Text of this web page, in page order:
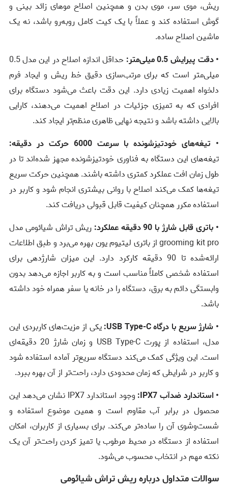
ریش، موی سر، موی بدن و همچنین اصلاح موهای زائد بینی و
گوش استفاده کند و عملاً با یک کیت کامل روبه‌رو باشد، نه یک
ماشین اصلاح ساده.
• دقت پیرایش 0.5 میلی‌متر:
حداقل اندازه اصلاح در این مدل 0.5
میلی‌متر است که برای مرتب‌سازی دقیق خط ریش و ایجاد فرم
دلخواه اهمیت زیادی دارد. این دقت باعث می‌شود دستگاه برای
افرادی که به تمیزی جزئیات در اصلاح اهمیت می‌دهند، کارایی
بالایی داشته باشد و نتیجه نهایی ظاهری منظم‌تر ایجاد کند.
• تیغه‌های خودتیزشونده با سرعت 6000 حرکت در دقیقه:
تیغه‌های این دستگاه به فناوری خودتیزشونده مجهز شده‌اند تا در
طول زمان افت عملکرد کمتری داشته باشند. همچنین حرکت سریع
تیغه‌ها کمک می‌کند اصلاح با روانی بیشتری انجام شود و کاربر در
استفاده مکرر همچنان کیفیت قابل قبولی دریافت کند.
• باتری قابل شارژ با 90 دقیقه عملکرد:
ریش تراش شیائومی مدل
grooming kit pro از باتری لیتیوم یون بهره می‌برد و طبق اطلاعات
ارائه‌شده تا 90 دقیقه کارکرد دارد. این میزان شارژدهی برای
استفاده شخصی کاملاً مناسب است و به کاربر اجازه می‌دهد بدون
وابستگی دائم به برق، دستگاه را در خانه یا سفر همراه خود داشته
باشد.
• شارژ سریع با درگاه USB Type-C:
یکی از مزیت‌های کاربردی این
مدل، استفاده از پورت USB Type-C و زمان شارژ 20 دقیقه‌ای
است. این ویژگی کمک می‌کند دستگاه سریع‌تر آماده استفاده شود
و کاربر در شرایطی که زمان محدودی دارد، راحت‌تر از آن بهره ببرد.
• استاندارد ضدآب IPX7:
وجود استاندارد IPX7 نشان می‌دهد این
محصول در برابر آب مقاوم است و همین موضوع استفاده و
شست‌وشوی آن را ساده‌تر می‌کند. برای بسیاری از کاربران، امکان
استفاده از دستگاه در محیط مرطوب یا تمیز کردن راحت‌تر آن یک
نکته مهم در انتخاب محسوب می‌شود.
سوالات متداول درباره ریش تراش شیائومی